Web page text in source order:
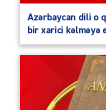
Azərbaycan dili o
bir xarici kəlməyə